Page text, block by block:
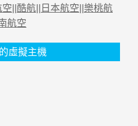
空 酷航 日本航空 樂桃航
航空
虛擬主機